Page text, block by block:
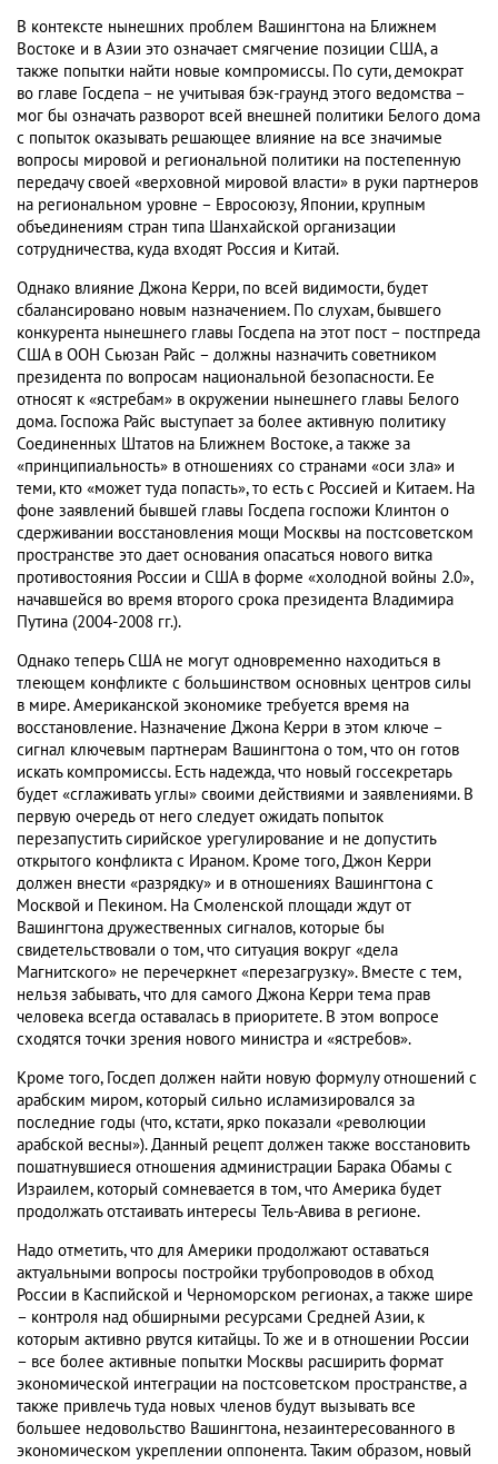
В контексте нынешних проблем Вашингтона на Ближнем
Востоке и в Азии это означает смягчение позиции США, а
также попытки найти новые компромиссы. По сути, демократ
во главе Госдепа – не учитывая бэк-граунд этого ведомства –
мог бы означать разворот всей внешней политики Белого дома
с попыток оказывать решающее влияние на все значимые
вопросы мировой и региональной политики на постепенную
передачу своей «верховной мировой власти» в руки партнеров
на региональном уровне – Евросоюзу, Японии, крупным
объединениям стран типа Шанхайской организации
сотрудничества, куда входят Россия и Китай.
Однако влияние Джона Керри, по всей видимости, будет
сбалансировано новым назначением. По слухам, бывшего
конкурента нынешнего главы Госдепа на этот пост – постпреда
США в ООН Сьюзан Райс – должны назначить советником
президента по вопросам национальной безопасности. Ее
относят к «ястребам» в окружении нынешнего главы Белого
дома. Госпожа Райс выступает за более активную политику
Соединенных Штатов на Ближнем Востоке, а также за
«принципиальность» в отношениях со странами «оси зла» и
теми, кто «может туда попасть», то есть с Россией и Китаем. На
фоне заявлений бывшей главы Госдепа госпожи Клинтон о
сдерживании восстановления мощи Москвы на постсоветском
пространстве это дает основания опасаться нового витка
противостояния России и США в форме «холодной войны 2.0»,
начавшейся во время второго срока президента Владимира
Путина (2004-2008 гг.).
Однако теперь США не могут одновременно находиться в
тлеющем конфликте с большинством основных центров силы
в мире. Американской экономике требуется время на
восстановление. Назначение Джона Керри в этом ключе –
сигнал ключевым партнерам Вашингтона о том, что он готов
искать компромиссы. Есть надежда, что новый госсекретарь
будет «сглаживать углы» своими действиями и заявлениями. В
первую очередь от него следует ожидать попыток
перезапустить сирийское урегулирование и не допустить
открытого конфликта с Ираном. Кроме того, Джон Керри
должен внести «разрядку» и в отношениях Вашингтона с
Москвой и Пекином. На Смоленской площади ждут от
Вашингтона дружественных сигналов, которые бы
свидетельствовали о том, что ситуация вокруг «дела
Магнитского» не перечеркнет «перезагрузку». Вместе с тем,
нельзя забывать, что для самого Джона Керри тема прав
человека всегда оставалась в приоритете. В этом вопросе
сходятся точки зрения нового министра и «ястребов».
Кроме того, Госдеп должен найти новую формулу отношений с
арабским миром, который сильно исламизировался за
последние годы (что, кстати, ярко показали «революции
арабской весны»). Данный рецепт должен также восстановить
пошатнувшиеся отношения администрации Барака Обамы с
Израилем, который сомневается в том, что Америка будет
продолжать отстаивать интересы Тель-Авива в регионе.
Надо отметить, что для Америки продолжают оставаться
актуальными вопросы постройки трубопроводов в обход
России в Каспийской и Черноморском регионах, а также шире
– контроля над обширными ресурсами Средней Азии, к
которым активно рвутся китайцы. То же и в отношении России
– все более активные попытки Москвы расширить формат
экономической интеграции на постсоветском пространстве, а
также привлечь туда новых членов будут вызывать все
большее недовольство Вашингтона, незаинтересованного в
экономическом укреплении оппонента. Таким образом, новый